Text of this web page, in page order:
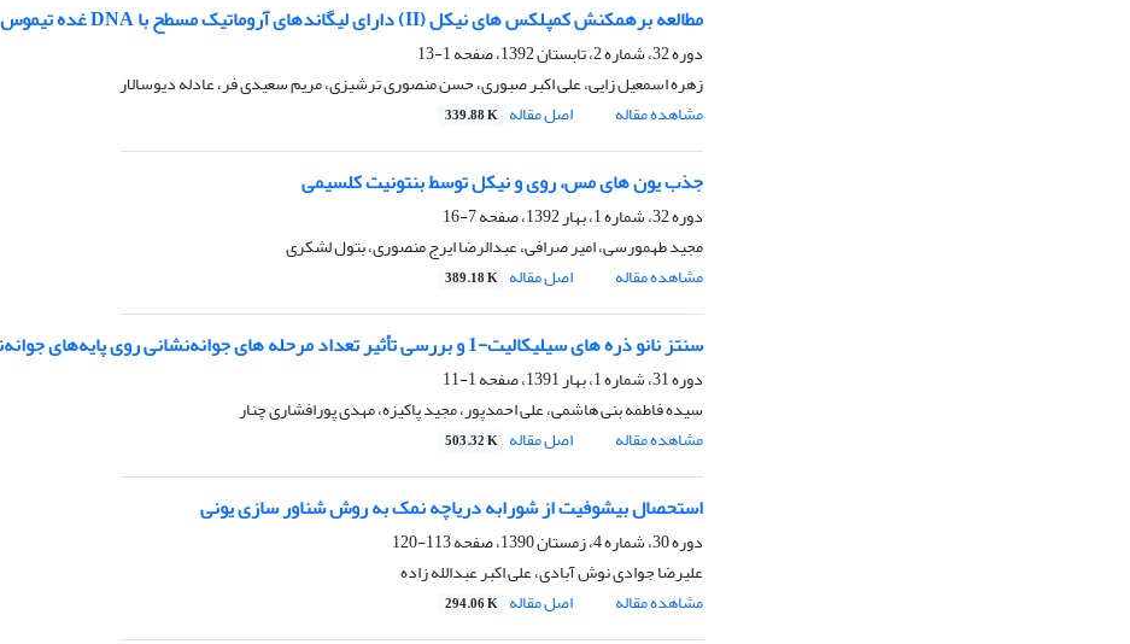
مطالعه برهمکنش کمپلکس های نیکل (II) دارای لیگاندهای آروماتیک مسطح با DNA غده تیموس
دوره 32، شماره 2، تابستان 1392، صفحه
1-13
زهره اسمعیل زایی، علی اکبر صبوری، حسن منصوری ترشیزی، مریم سعیدی فر، عادله دیوسالار
مشاهده مقاله
اصل مقاله 339.88 K
جذب یون های مس، روی و نیکل توسط بنتونیت کلسیمی
دوره 32، شماره 1، بهار 1392، صفحه
7-16
مجید طهمورسی، امیر صرافی، عبدالرضا ایرج منصوری، بتول لشکری
مشاهده مقاله
اصل مقاله 389.18 K
سنتز نانو ذره های سیلیکالیت-1 و بررسی تأثیر تعداد مرحله های جوانه‌نشانی روی پایه‌های جوانه‌نشانی شده برای ساخت غشای زئولیتی با کیفیت بالا
دوره 31، شماره 1، بهار 1391، صفحه
1-11
سیده فاطمه بنی هاشمی، علی احمدپور، مجید پاکیزه، مهدی پورافشاری چنار
مشاهده مقاله
اصل مقاله 503.32 K
استحصال بیشوفیت از شورابه دریاچه نمک به روش شناور سازی یونی
دوره 30، شماره 4، زمستان 1390، صفحه
113-120
علیرضا جوادی نوش آبادی، علی اکبر عبدالله زاده
مشاهده مقاله
اصل مقاله 294.06 K